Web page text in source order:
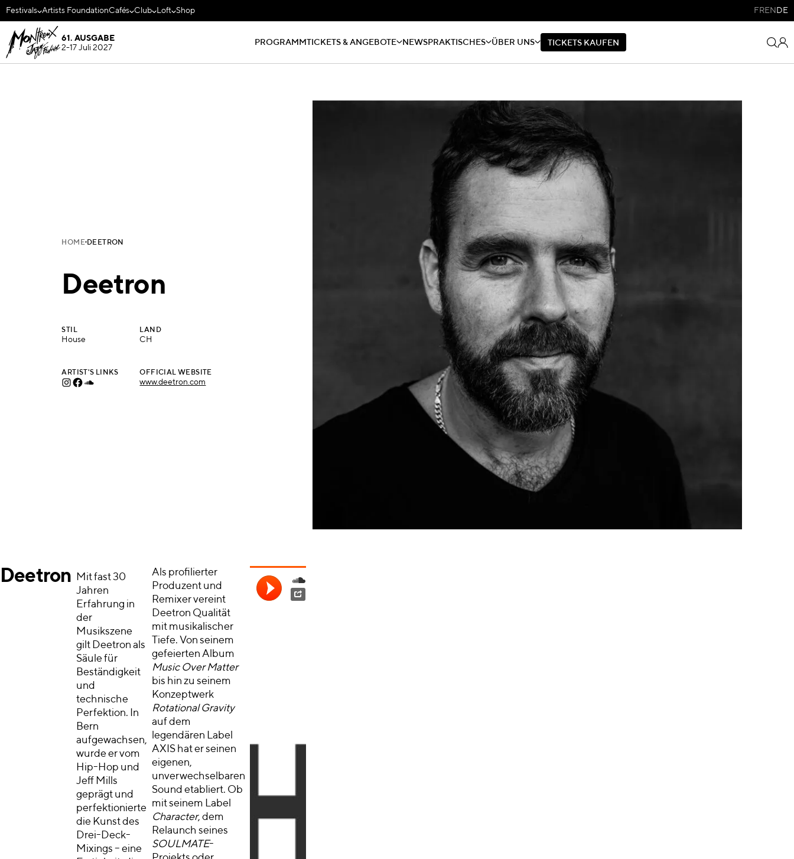
Festivals Artists FoundationCafés Club Loft Shop FREN DE
61. AUSGABE
2-17 Juli 2027
PROGRAMMTICKETS & ANGEBOTE NEWS PRAKTISCHES ÜBER UNS IC K E TS KAU F E N
TICKETS KAUFEN
HOME DEETRON
Deetron
STIL
House
LAND
CH
ARTIST'S LINKS OFFICIAL WEBSITE
www.deetron.com
Deetron
Mit fast 30
Jahren
Erfahrung in
der
Musikszene
gilt Deetron als
Säule für
Beständigkeit
und
technische
Perfektion. In
Bern
aufgewachsen,
wurde er vom
Hip-Hop und
Jeff Mills
geprägt und
perfektionierte
die Kunst des
Drei-Deck-
Mixings – eine
Als profilierter
Produzent und
Remixer vereint
Deetron Qualität
mit musikalischer
Tiefe. Von seinem
gefeierten Album
Music Over Matter
bis hin zu seinem
Konzeptwerk
Rotational Gravity
auf dem
legendären Label
AXIS hat er seinen
eigenen,
unverwechselbaren
Sound etabliert. Ob
mit seinem Label
Character, dem
Relaunch seines
SOULMATE-